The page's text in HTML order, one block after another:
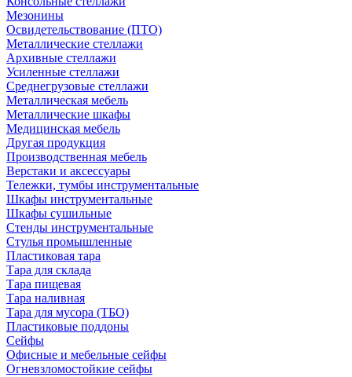
Мезонины
Освидетельствование (ПТО)
Металлические стеллажи
Архивные стеллажи
Усиленные стеллажи
Среднегрузовые стеллажи
Металлическая мебель
Металлические шкафы
Медицинская мебель
Другая продукция
Производственная мебель
Верстаки и аксессуары
Тележки, тумбы инструментальные
Шкафы инструментальные
Шкафы сушильные
Стенды инструментальные
Cтулья промышленные
Пластиковая тара
Тара для склада
Тара пищевая
Тара наливная
Тара для мусора (ТБО)
Пластиковые поддоны
Сейфы
Офисные и мебельные сейфы
Огневзломостойкие сейфы